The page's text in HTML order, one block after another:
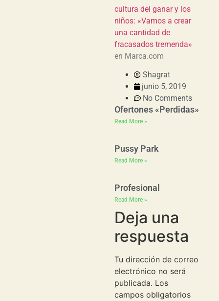
cultura del ganar y los
niños: «Vamos a crear
una cantidad de
fracasados tremenda»
en Marca.com
Shagrat
junio 5, 2019
No Comments
Ofertones «Perdidas»
Read More »
Pussy Park
Read More »
Profesional
Read More »
Deja una
respuesta
Tu dirección de correo
electrónico no será
publicada. Los
campos obligatorios